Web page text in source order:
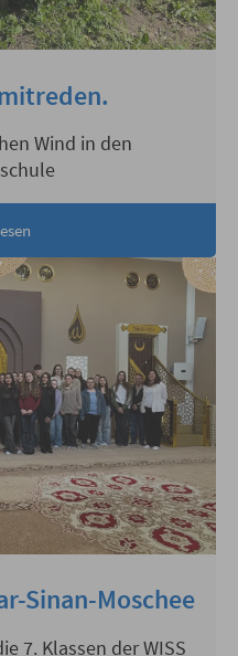
Wind in den
Sinan-Moschee
7. Klassen der WISS